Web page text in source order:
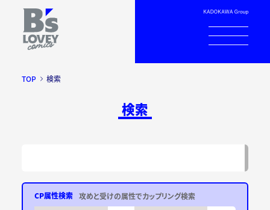
TOP 検索
検索
攻めと受けの属性でカップリング検索
CP属性検索